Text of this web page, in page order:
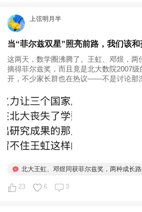
程、刷手机、打球，同学聚会、忙的不
备好洒脱奔赴远方，而妈妈的释怀，总
但我现在选择愿意相信：所有的事
最好的安排。祝福所有熬过高考的孩子
赴熠熠生辉的远方！#高考#
啊啊啊啊，瞌睡了，明天继续。
中午，米粒回来，跟她一起在学而思上
了她口算的弱点，比如，5-（）=1
或者（）-2=3，这种类型的题时，她
如何做，但是假如我给她换算成棒棒糖
所以，我感觉，她是不懂得减法里各个
今天，查查豆包，看如何给她讲解清楚
行，实在讲不下去了，索性合书躺枕头
为正讲到了小猫帮助邻居捉老鼠的高潮
开眼，没再理她。
他的父亲和母亲都是中山大学毕业生，
学医，都是资源、信息、规划能力超
岁的时候就已经拿到了奥数冬令营的金
高于同年龄孩子的数学学习时长也大概
天赋，其实如果他的爱是其他职业，他
他经历过真正的挫折么？不管有或者没
王虹，很有意思，她的父母都是广西基
老师一个数学老师，大概能想象得到从
视。她16岁就通过高考考上了北大，然
一路试错、调整、再试错、再调整，最
她内心最深沉的爱啊，这份爱也大概率
续往前走很远很远。非常值得期待她未
上弦明月半
当“菲尔兹双星”照亮前路，我们该和
这两天，数学圈沸腾了。王虹、邓煜，两
摘得菲尔兹奖，而且竟是北大数院2007
开，不少家长群也在热议——不是讨论那
北大王虹、邓煜同获菲尔兹奖，两种成长
23 6 3